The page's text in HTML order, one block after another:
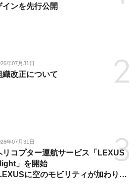
インを先行公開
年07月31日
織改正について
年07月31日
リコプター運航サービス「LEXUS
」を開始
に空のモビリティが加わり、